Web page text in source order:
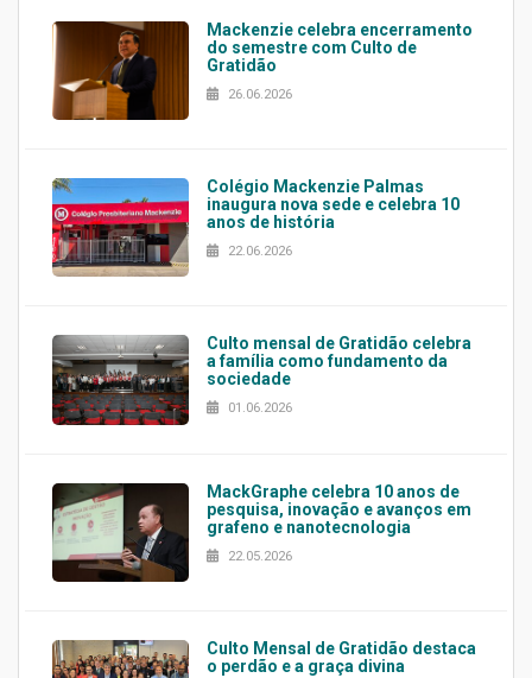
Mackenzie celebra encerramento
do semestre com Culto de
Gratidão
26.06.2026
Colégio Mackenzie Palmas
inaugura nova sede e celebra 10
anos de história
22.06.2026
Culto mensal de Gratidão celebra
a família como fundamento da
sociedade
01.06.2026
MackGraphe celebra 10 anos de
pesquisa, inovação e avanços em
grafeno e nanotecnologia
22.05.2026
Culto Mensal de Gratidão destaca
o perdão e a graça divina